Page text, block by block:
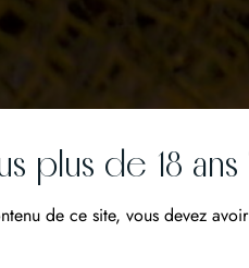
plus de 18 ans
de ce site, vous devez